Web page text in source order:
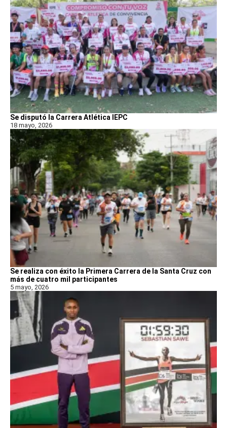
Se disputó la Carrera Atlética IEPC
18 mayo, 2026
Se realiza con éxito la Primera Carrera de la Santa Cruz con
más de cuatro mil participantes
5 mayo, 2026